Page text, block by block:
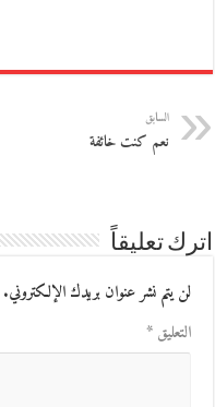
السابق
نعم كنت خائفة
اترك تعليقاً
لن يتم نشر عنوان بريدك الإلكتروني.
التعليق*